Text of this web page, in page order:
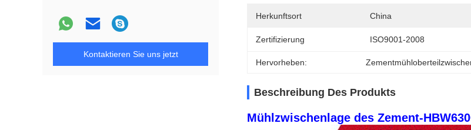
Kontaktieren Sie uns jetzt
Herkunftsort China
Zertifizierung ISO9001-2008
Hervorheben:
Beschreibung Des Produkts
Mühlzwischenlage des Zement-